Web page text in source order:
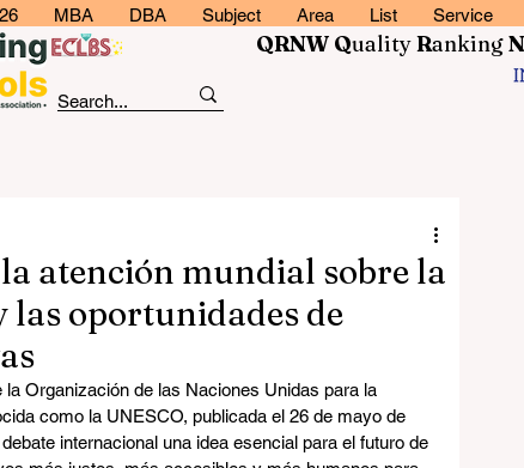
MBA DBA Subject Area List Service
QRNW QualityRankingN
atención mundial sobre la
las oportunidades de
Organización de las Naciones Unidas para la
como la UNESCO, publicada el 26 de mayo de
internacional una idea esencial para el futuro de